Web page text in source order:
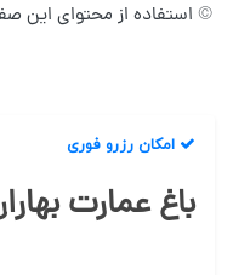
© استفاده از محتوای این
امکان رزرو فوری
باغ عمارت